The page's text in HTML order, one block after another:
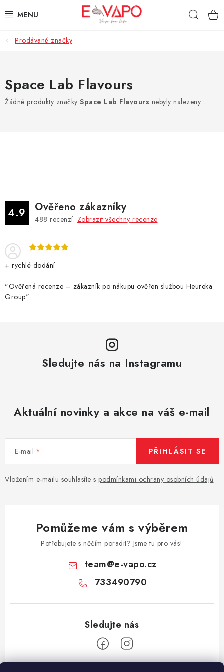
na
3D TISK
AROMATA A PŘÍCHUTĚ
DÁRKOVÉ VOUCHERY
ATOMIZÉRY A CARTRIDGE
BATERIE A NABÍJEČKY
JEDNORÁZOVÉ A DOBÍJECÍ E-CIGARETY
PŘÍSLUŠENSTVÍ
Kontakty
Prodejny Volná místa
Prodávané značky
Space Lab Flavours
Žádné produkty značky Space Lab Flavours nebyly nalezeny...
4.9 Ověřeno zákazníky
488 recenzí. Zobrazit všechny recenze
+ rychlé dodání
"Ověřená recenze – zákazník po nákupu ověřen službou Heureka
Group"
Sledujte nás na Instagramu
Aktuální novinky a akce na váš e-mail
E-mail
Vložením e-mailu souhlasíte s podmínkami ochrany osobních údajů
PŘIHLÁSIT SE
Pomůžeme vám s výběrem
Potřebujete s něčím poradit? Jsme tu pro vás!
team@e-vapo.cz
733490790